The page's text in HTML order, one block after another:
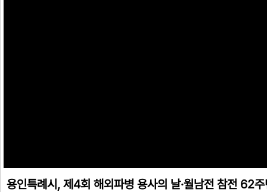
용인특례시, 제4회 해외파병 용사의 날·월남전 참전 62